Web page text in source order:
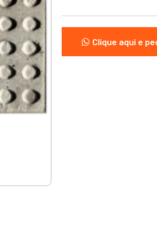
Clique aqui e